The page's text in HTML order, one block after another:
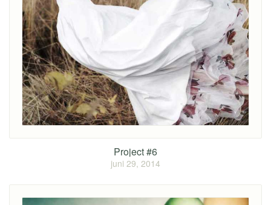
Project #6
juni 29, 2014